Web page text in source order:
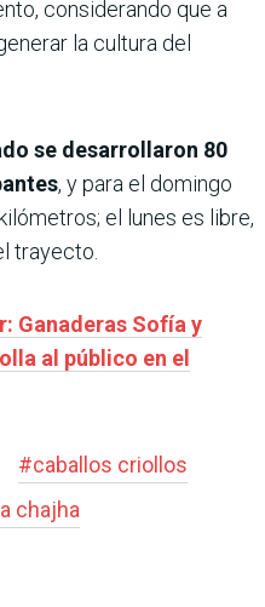
considerando que a
la cultura del
se desarrollaron 80
, y para el domingo
el lunes es libre,
trayecto.
Ganaderas Sofía y
al público en el
#caballos criollos
chajha